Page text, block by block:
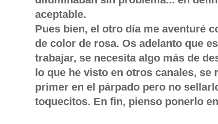
aceptable.
Pues bien, el otro día me aventuré
de color de rosa. Os adelanto que
trabajar, se necesita algo más de
lo que he visto en otros canales,
primer en el párpado pero no
toquecitos. En fin, pienso ponerlo